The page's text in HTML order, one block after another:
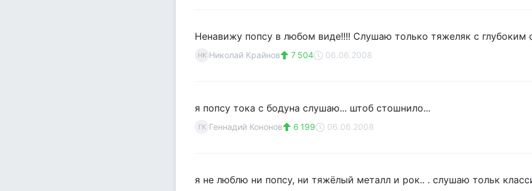
Ненавижу попсу в любом виде!!!! Слушаю только тяжеляк с глубоким
НК Николай Крайнов 7 504 06.06.2008
я попсу тока с бодуна слушаю... штоб стошнило...
ГК Геннадий Кононов 6 199 06.06.2008
я не люблю ни попсу, ни тяжёлый металл и рок.. . слушаю тольк